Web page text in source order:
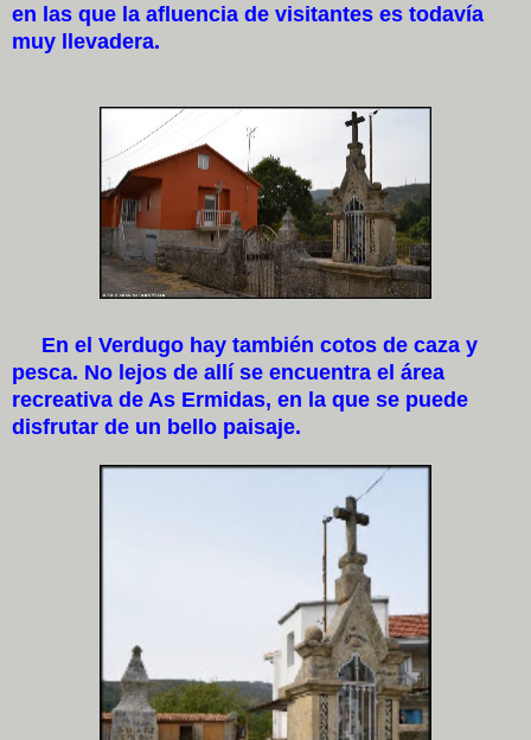
en las que la afluencia de visitantes es todavía
muy llevadera.
En el Verdugo hay también cotos de caza y
pesca. No lejos de allí se encuentra el área
recreativa de As Ermidas, en la que se puede
disfrutar de un bello paisaje.